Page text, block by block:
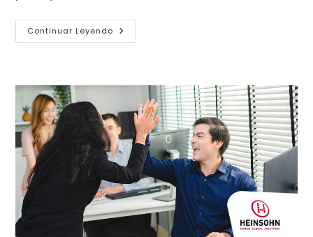
Continuar Leyendo